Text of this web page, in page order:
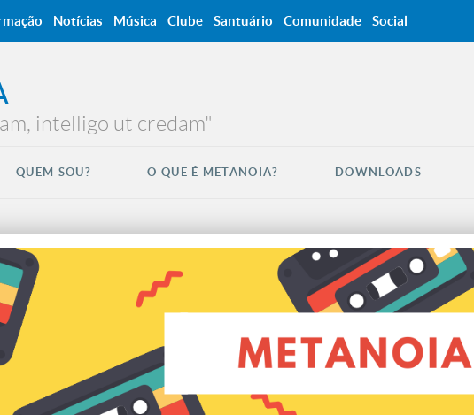
intelligo ut credam"
QUEM SOU? O QUE É METANOIA? DOWNLOADS
Notícias Música Clube Santuário Comunidade Social